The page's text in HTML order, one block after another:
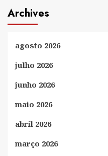
Archives
agosto 2026
julho 2026
junho 2026
maio 2026
abril 2026
março 2026